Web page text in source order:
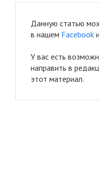
Данную статью
в нашем Facebook
У вас есть
направить в
этот материал.